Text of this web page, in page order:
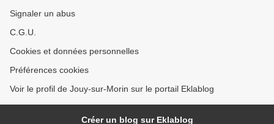
Signaler un abus
C.G.U.
Cookies et données personnelles
Préférences cookies
Voir le profil de Jouy-sur-Morin sur le portail Eklablog
Créer un blog sur Eklablog